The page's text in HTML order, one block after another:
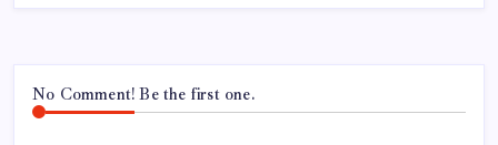
No Comment! Be the first one.